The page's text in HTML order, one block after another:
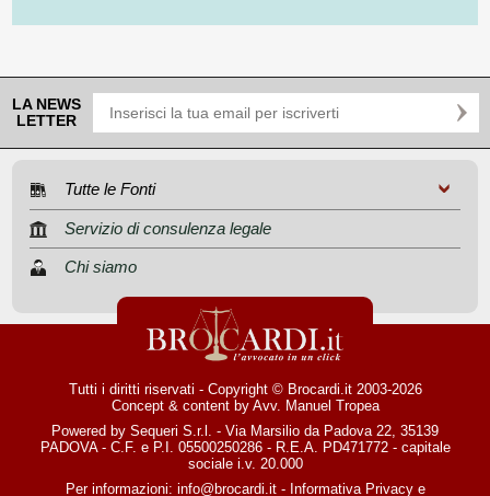
LA NEWS
LETTER
Tutte le Fonti
Servizio di consulenza legale
Chi siamo
Tutti i diritti riservati - Copyright © Brocardi.it 2003-2026
Concept & content by Avv. Manuel Tropea
Powered by Sequeri S.r.l. - Via Marsilio da Padova 22, 35139
PADOVA - C.F. e P.I. 05500250286 - R.E.A. PD471772 - capitale
sociale i.v. 20.000
Per informazioni: info@brocardi.it- Informativa Privacye